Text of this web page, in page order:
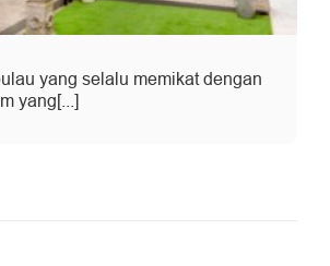
yang selalu memikat dengan
yang[...]